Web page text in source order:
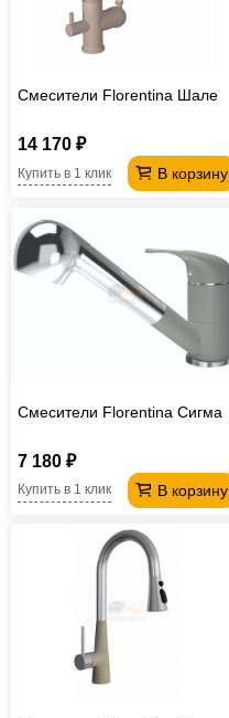
Смесители Florentina Шале
14 170 ₽
В корзину
Купить в 1 клик
Смесители Florentina Сигма
7 180 ₽
В корзину
Купить в 1 клик